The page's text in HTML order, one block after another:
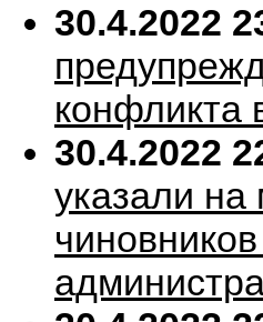
30.4.2022
конфликта
30.4.2022
указали на